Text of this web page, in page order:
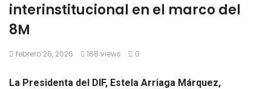
interinstitucional en el marco del
8M
febrero 26, 2026 168 views 0
La Presidenta del DIF, Estela Arriaga Márquez,